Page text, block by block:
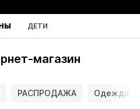
ДЕТИ
магазин
РАСПРОДАЖА Одежда